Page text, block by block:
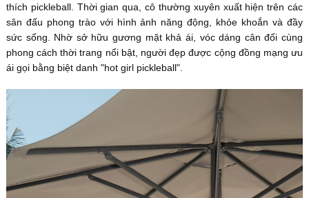
thích pickleball. Thời gian qua, cô thường xuyên xuất hiện trên các
sân đấu phong trào với hình ảnh năng động, khỏe khoắn và đầy
sức sống. Nhờ sở hữu gương mặt khả ái, vóc dáng cân đối cùng
phong cách thời trang nổi bật, người đẹp được cộng đồng mạng ưu
ái gọi bằng biệt danh "hot girl pickleball".